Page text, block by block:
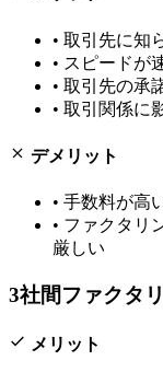
• 取引先に知
• スピードが
• 取引先の承
• 取引関係に
デメリット
• 手数料が高
• ファクタリ
厳しい
3社間ファクタ
メリット